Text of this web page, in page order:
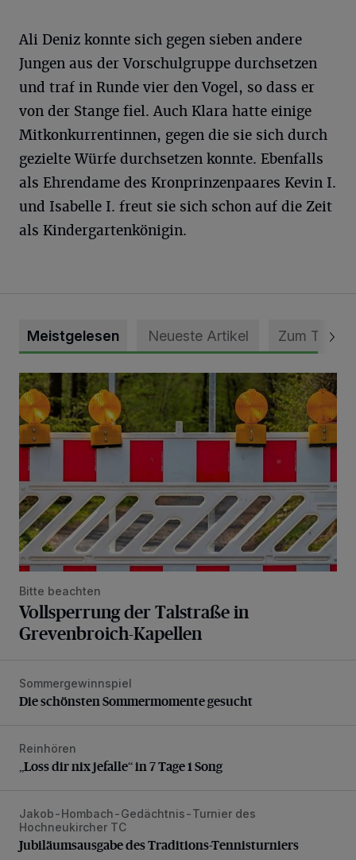
Ali Deniz konnte sich gegen sieben andere
Jungen aus der Vorschulgruppe durchsetzen
und traf in Runde vier den Vogel, so dass er
von der Stange fiel. Auch Klara hatte einige
Mitkonkurrentinnen, gegen die sie sich durch
gezielte Würfe durchsetzen konnte. Ebenfalls
als Ehrendame des Kronprinzenpaares Kevin I.
und Isabelle I. freut sie sich schon auf die Zeit
als Kindergartenkönigin.
Meistgelesen Neueste Artikel Zum Thema
Vollsperrung der Talstraße in Grevenbroich-Kapellen
Bitte beachten
Vollsperrung der Talstraße in
Grevenbroich-Kapellen
Die schönsten Sommermomente gesucht
Sommergewinnspiel
Die schönsten Sommermomente gesucht
„Loss dir nix jefalle“ in 7 Tage 1 Song
Reinhören
„Loss dir nix jefalle“ in 7 Tage 1 Song
Jubiläumsausgabe des Traditions-Tennisturniers
Jakob-Hombach-Gedächtnis-Turnier des
Hochneukircher TC
Jubiläumsausgabe des Traditions-Tennisturniers